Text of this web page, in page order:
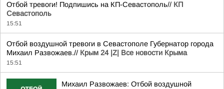
Отбой тревоги! Подпишись на КП-Севастополь// КП
Севастополь
15:51
Отбой воздушной тревоги в Севастополе Губернатор города
Михаил Развожаев.// Крым 24 |Z| Все новости Крыма
15:51
Михаил Развожаев: Отбой воздушной